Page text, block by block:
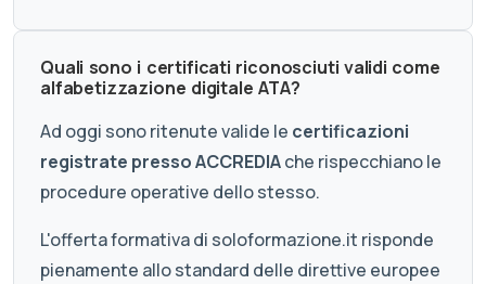
Quali sono i certificati riconosciuti validi come
alfabetizzazione digitale ATA?
Ad oggi sono ritenute valide le certificazioni
registrate presso ACCREDIAche rispecchiano le
procedure operative dello stesso.
L'offerta formativa di soloformazione.it risponde
pienamente allo standard delle direttive europee